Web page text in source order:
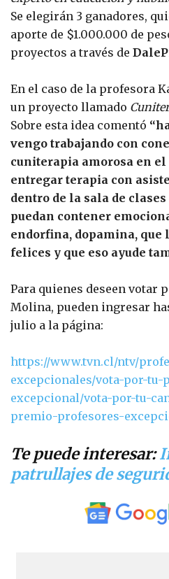
Se elegirán 3 ganadores,
aporte de $1.000.000 de
proyectos a través de
En el caso de la profesora
un proyecto llamado
Sobre esta idea comentó
vengo trabajando con
cuniterapia amorosa en el
entregar terapia con
dentro de la sala de
puedan contener
endorfina, dopamina, que
felices y que eso ayude
Para quienes deseen votar
Molina, pueden ingresar
julio a la página:
https://www.tvn.cl/ntv/
excepcionales/vota-por-tu-
excepcional/vota-por-tu-
premio-profesores-
Te puede interesar:
patrullajes de